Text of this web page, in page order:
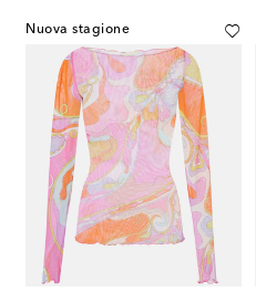
Nuova stagione